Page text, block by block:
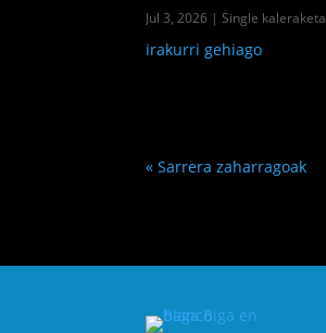
Jul 3, 2026 |Single kaleraketa
irakurri gehiago
« Sarrera zaharragoak